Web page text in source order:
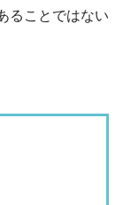
ることではない